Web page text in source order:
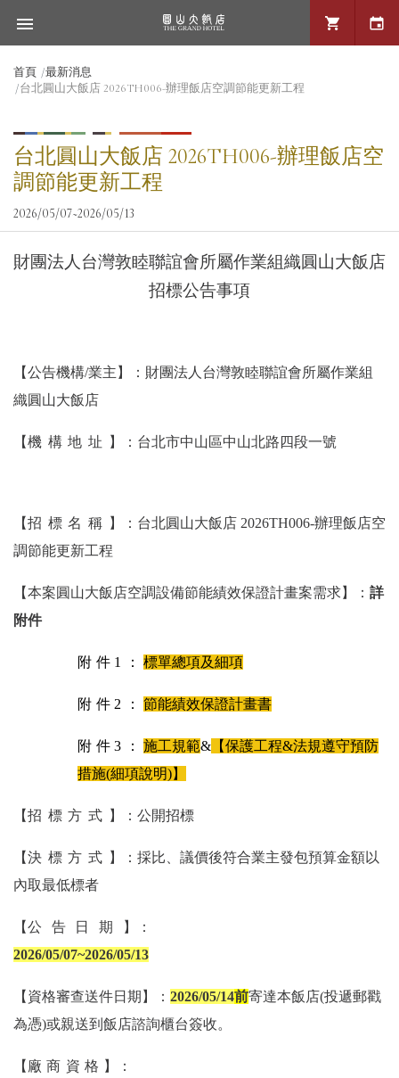
首頁
最新消息
台北圓山大飯店 2026TH006-辦理飯店空調節能更新工程
台北圓山大飯店 2026TH006-辦理飯店空
調節能更新工程
2026/05/07~2026/05/13
財團法人台灣敦睦聯誼會所屬作業組織圓山大飯店
招標公告事項
【公告機構/業主 】：財團法人台灣敦睦聯誼會所屬作業組
織圓山大飯店
【機構地址 】：台北市中山區中山北路四段一號
【招標名稱 】：台北圓山大飯店2026TH006-辦理飯店空
調節能更新工程
【本案圓山大飯店空調設備節能績效保證計畫案需求】： 詳
附件
附件1：標單總項及細項
附件2：節能績效保證計畫書
附件3：施工規範& 【保護工程&法規遵守預防
措施(細項說明)】
【招標方式 】：公開招標
【決標方式 】：採比、議價後符合業主發包預算金額以
內取最低標者
【公告日期
】：
2026/05/07~2026/05/13
【 資格審查送件日期 】： 2026/05/14前寄達本飯店(投遞郵戳
為憑)或親送到飯店諮詢櫃台簽收。
【 廠商資格 】：